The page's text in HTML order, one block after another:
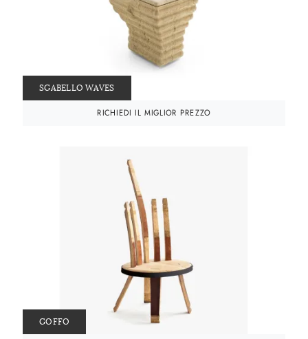
SGABELLO WAVES
RICHIEDI IL MIGLIOR PREZZO
GOFFO